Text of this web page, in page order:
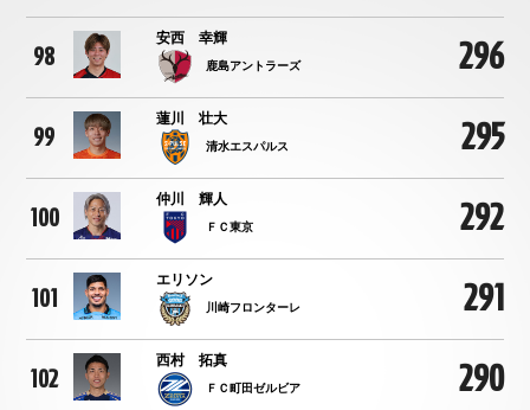
98
安西 幸輝
鹿島アントラーズ 296
99
蓮川 壮大
清水エスパルス 295
100
仲川 輝人
ＦＣ東京 292
101
エリソン
川崎フロンターレ 291
102
西村 拓真
ＦＣ町田ゼルビア 290